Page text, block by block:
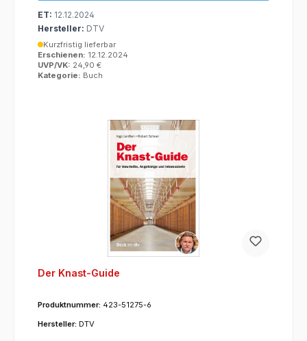
ET: 12.12.2024
Hersteller: DTV
Kurzfristig lieferbar
Erschienen: 12.12.2024
UVP/VK: 24,90 €
Kategorie: Buch
Der Knast-Guide
Produktnummer: 423-51275-6
Hersteller: DTV